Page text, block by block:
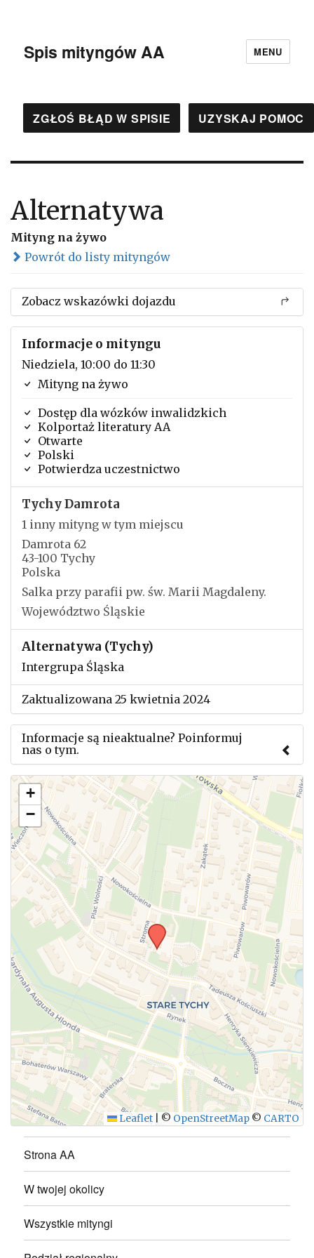
Spis mityngów AA MENU
ZGŁOŚ BŁĄD W SPISIE UZYSKAJ POMOC
Alternatywa
Mityng na żywo
Powrót do listy mityngów
Zobacz wskazówki dojazdu
Informacje o mityngu
Niedziela, 10:00 do 11:30
Mityng na żywo
Dostęp dla wózków inwalidzkich
Kolportaż literatury AA
Otwarte
Polski
Potwierdza uczestnictwo
Tychy Damrota
1 inny mityng w tym miejscu
Damrota 62
43-100 Tychy
Polska
Salka przy parafii pw. św. Marii Magdaleny.
Województwo Śląskie
Alternatywa (Tychy)
Intergrupa Śląska
Zaktualizowana 25 kwietnia 2024
Informacje są nieaktualne? Poinformuj
nas o tym.
Użyj tego formularza aby przesłać informację o
zmianach w powyższym mityngu.
WYŚLIJ
+
−
Leaflet © OpenStreetMap © CARTO
Strona AA
W twojej okolicy
Wszystkie mityngi